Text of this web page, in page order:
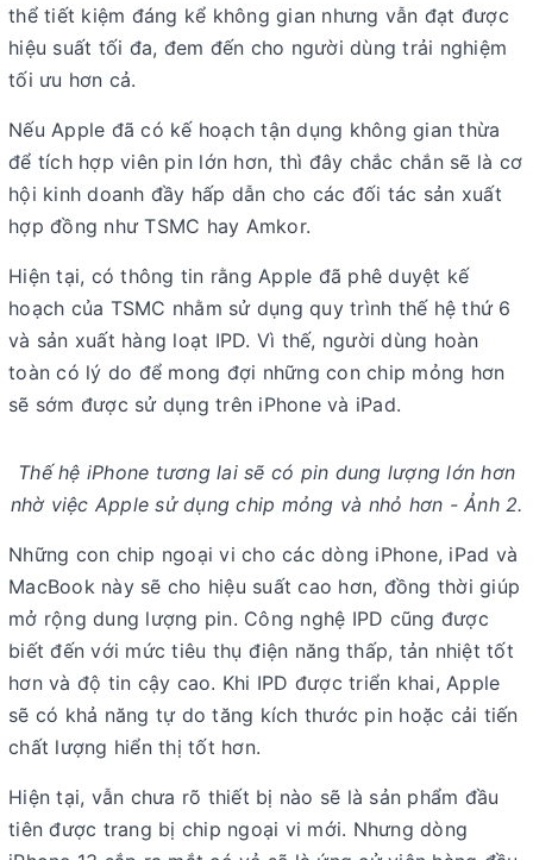
thể tiết kiệm đáng kể không gian nhưng vẫn đạt được
hiệu suất tối đa, đem đến cho người dùng trải nghiệm
tối ưu hơn cả.
Nếu Apple đã có kế hoạch tận dụng không gian thừa
để tích hợp viên pin lớn hơn, thì đây chắc chắn sẽ là cơ
hội kinh doanh đầy hấp dẫn cho các đối tác sản xuất
hợp đồng như TSMC hay Amkor.
Hiện tại, có thông tin rằng Apple đã phê duyệt kế
hoạch của TSMC nhằm sử dụng quy trình thế hệ thứ 6
và sản xuất hàng loạt IPD. Vì thế, người dùng hoàn
toàn có lý do để mong đợi những con chip mỏng hơn
sẽ sớm được sử dụng trên iPhone và iPad.
Thế hệ iPhone tương lai sẽ có pin dung lượng lớn hơn
nhờ việc Apple sử dụng chip mỏng và nhỏ hơn - Ảnh 2.
Những con chip ngoại vi cho các dòng iPhone, iPad và
MacBook này sẽ cho hiệu suất cao hơn, đồng thời giúp
mở rộng dung lượng pin. Công nghệ IPD cũng được
biết đến với mức tiêu thụ điện năng thấp, tản nhiệt tốt
hơn và độ tin cậy cao. Khi IPD được triển khai, Apple
sẽ có khả năng tự do tăng kích thước pin hoặc cải tiến
chất lượng hiển thị tốt hơn.
Hiện tại, vẫn chưa rõ thiết bị nào sẽ là sản phẩm đầu
tiên được trang bị chip ngoại vi mới. Nhưng dòng